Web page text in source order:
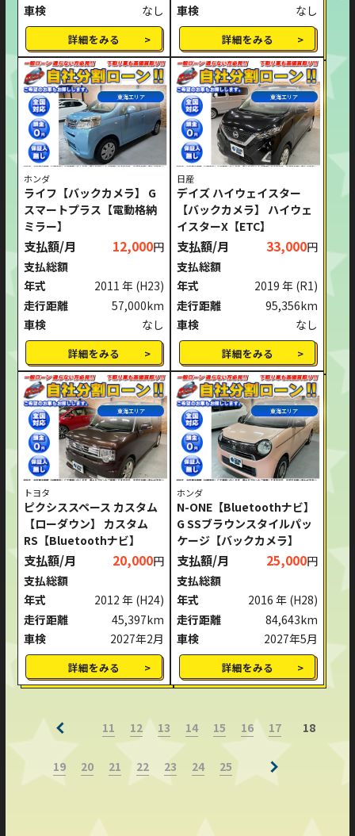
車検
なし
詳細をみる
車検
なし
詳細をみる
東海エリア
ホンダ
ライフ【バックカメラ】 G
スマートプラス【電動格納
ミラー】
支払額/月 12,000円
支払総額
年式
2011 年 (H23)
走行距離
57,000km
車検
なし
詳細をみる
東海エリア
日産
デイズ ハイウェイスター
【バックカメラ】 ハイウェ
イスターX【ETC】
支払額/月 33,000円
支払総額
年式
2019 年 (R1)
走行距離
95,356km
車検
なし
詳細をみる
東海エリア
トヨタ
ピクシススペース カスタム
【ローダウン】 カスタム
RS【Bluetoothナビ】
支払額/月 20,000円
支払総額
年式
2012 年 (H24)
走行距離
45,397km
車検
2027年2月
詳細をみる
東海エリア
ホンダ
N-ONE【Bluetoothナビ】
G SSブラウンスタイルパッ
ケージ【バックカメラ】
支払額/月 25,000円
支払総額
年式
2016 年 (H28)
走行距離
84,643km
車検
2027年5月
詳細をみる
11 12 13 14 15 16 17 18
19 20 21 22 23 24 25